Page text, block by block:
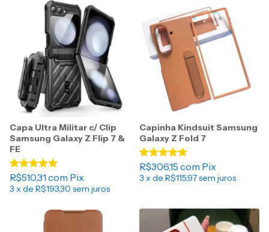
Capa Ultra Militar c/ Clip
Samsung Galaxy Z Flip 7 &
FE
R$510,31 com Pix
3 x de R$193,30 sem juros
Capinha Kindsuit Samsung
Galaxy Z Fold 7
R$306,15 com Pix
3 x de R$115,97sem juros